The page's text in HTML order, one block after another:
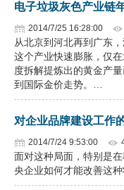
电子垃圾灰色产业链
2014/7/25 16:28:00
从北京到河北再到广东
这个产业快速膨胀，仅
度拆解提炼出的黄金产
到国际金价走势。…
对企业品牌建设工作
2014/7/24 9:53:00
面对这种局面，特别是
央企业如何才能改善这